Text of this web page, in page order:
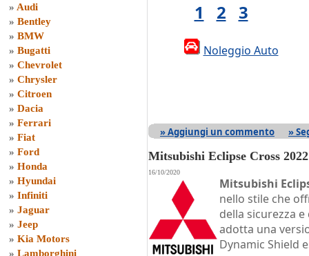
» Audi
» Bentley
» BMW
» Bugatti
» Chevrolet
» Chrysler
» Citroen
» Dacia
» Ferrari
» Fiat
» Ford
» Honda
» Hyundai
» Infiniti
» Jaguar
» Jeep
» Kia Motors
» Lamborghini
1 2 3
Noleggio Auto
» Aggiungi un commento »
Mitsubishi Eclipse Cross
16/10/2020
Mitsubishi
nello stile che
della sicurezza
adotta una
Dynamic Shield